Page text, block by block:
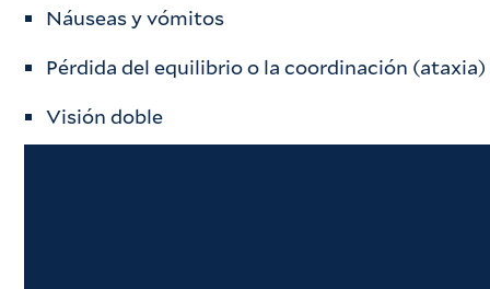
Náuseas y vómitos
Pérdida del equilibrio o la coordinación (ataxia)
Visión doble